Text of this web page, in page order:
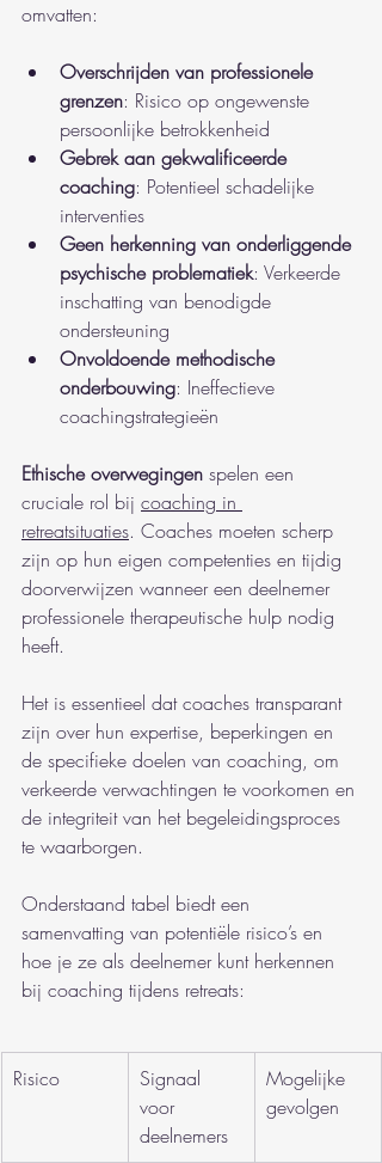
omvatten:
Overschrijden van professionele
grenzen: Risico op ongewenste
persoonlijke betrokkenheid
Gebrek aan gekwalificeerde
coaching: Potentieel schadelijke
interventies
Geen herkenning van onderliggende
psychische problematiek: Verkeerde
inschatting van benodigde
ondersteuning
Onvoldoende methodische
onderbouwing: Ineffectieve
coachingstrategieën
Ethische overwegingen spelen een
cruciale rol bij coaching in
retreatsituaties. Coaches moeten scherp
zijn op hun eigen competenties en tijdig
doorverwijzen wanneer een deelnemer
professionele therapeutische hulp nodig
heeft.
Het is essentieel dat coaches transparant
zijn over hun expertise, beperkingen en
de specifieke doelen van coaching, om
verkeerde verwachtingen te voorkomen en
de integriteit van het begeleidingsproces
te waarborgen.
Onderstaand tabel biedt een
samenvatting van potentiële risico’s en
hoe je ze als deelnemer kunt herkennen
bij coaching tijdens retreats:
Risico
Signaal
voor
deelnemers
Mogelijke
gevolgen